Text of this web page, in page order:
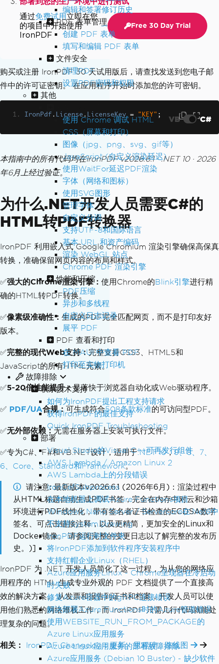
编辑和签署修订历史
PDF 表单管理
创建 PDF 表单
填写和编辑 PDF 表单
文件安全
清理PDF
设置PDF密码和权限
其他
使用 Chrome 调试 HTML
CSS（屏幕和打印）
图像（jpg、png、svg、gif等）
JavaScript (自定义渲染延迟)
使用WaitFor延迟PDF渲染
字体（网络和图标）
使用SVG图形
管理字体
自定义分词
支持UTF-8和国际语言
基本 URL 和资产编码
渲染 WebGL 站点
Chrome PDF 渲染引擎
性能和压缩
PDF压缩
异步和多线程
自定义日志记录
展平 PDF
PDF 查看和打印
在 MAUI 中查看 PDF
打印至实物打印机
故障排除
联系技术支持
如何为IronPDF提出工程支持请求
获得IronPDF的最佳支持
Quick IronPDF Troubleshooting
部署
Visual Studio的Visual C++可再发行组件
AWS Lambda / Amazon Linux 2
AWS Lambda上的分段错误
IronCefSubprocess
在本地机器上调试Azure Functions项目
Windows Nano Server / Servercore在.Net6中
不支持System.Drawing
IronPDF运行时文件夹
将IronPDF添加到软件程序安装程序中
支持红帽企业Linux（RHEL）
Azure应用服务Linux - Chrome呈现器在冷启动
时失败
修复Azure容器中的gRPC连接错误
解决部署Azure Functions时的Azure管道错误
使用WEBSITE_RUN_FROM_PACKAGE的
Azure Linux应用服务
Azure Linux应用服务的部署故障排除
Azure应用服务 (Debian 10 Buster) - 缺少软件
通过免费试用 立即在您
的项目中开始使用
IronPDF
Free 30 Day Trial
购买或注册 IronPDF 30 天试用版后，请查找发送到您电子邮
件中的许可证密钥。 在应用程序开始时添加您的许可密钥。
IronPdf . License . LicenseKey = "KEY" ; VB C#
本指南中的所有代码均在IronPDF v2026.6.1 · .NET 10 · 2026
年6月上经过验证。
为什么.NET开发人员需要C#的
HTML转PDF转换器
IronPDF 利用嵌入式 Google Chromium 渲染引擎确保高保真
转换，准确保留网页内容的布局和样式。
✅强大的Chrome渲染引擎： 使用Chrome的Blink引擎进行精
确的HTML转PDF转换。
✅像素级准确性： 生成的PDF完全匹配网页，而不是打印友好
版本。
✅完整的现代Web支持：完整支持CSS3、HTML5和
JavaScript的所有HTML元素。
✅5-20倍性能提升：显著快于浏览器自动化或Web驱动程序。
✅ PDF/UA合规： 可生成符合508条款标准的可访问型PDF。
✅无外部依赖：无需在服务器上安装可执行文件。
✅专为C#、F#和VB.NET设计，适用于.NET 10，9、8、7、
6、Core、Standard和Framework。
请注意 最新版本v2026.6.1 (2026年6月)：渲染过程中
从HTML标题自动生成PDF书签，完全在内存中对云和沙箱
环境进行PDF线性化，带有签名者证书检查的ECDSA数字
签名、可点击链接注释，以及更精简，更加安全的Linux和
Docker镜像。 请参阅完整的变更日志以了解完整的发布历
史。)]
IronPDF 为 .NET 开发人员简化了这一过程，为从您的网络应
用程序的 HTML 生成专业外观的 PDF 文档提供了一个直接高
效的解决方案。 从发票和报告到证书和档案，开发人员可以使
用他们熟悉的网络堆栈工作，而 IronPDF 只需几行代码就能处
理复杂的问题。
相关： IronPDF Changelog：更新、里程碑、路线图